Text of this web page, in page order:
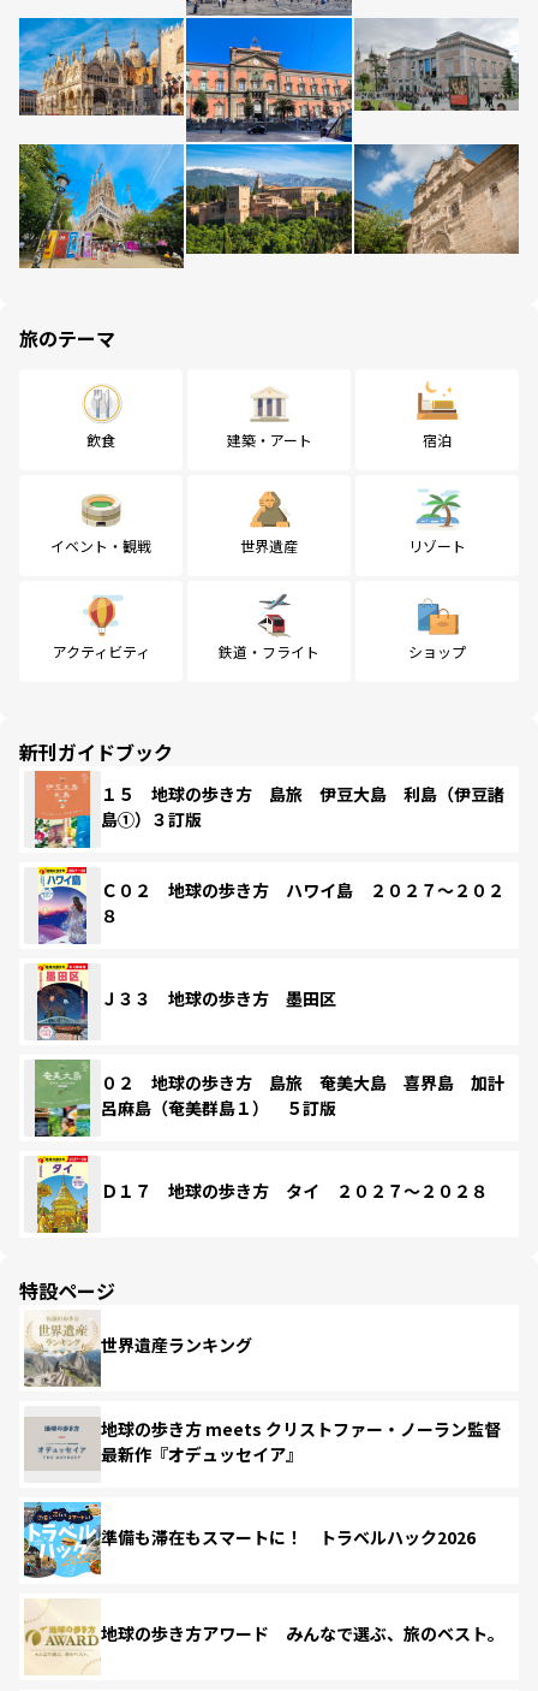
旅のテーマ
飲食 建築・アート 宿泊
イベント・観戦 世界遺産 リゾート
アクティビティ 鉄道・フライト ショップ
新刊ガイドブック
１５ 地球の歩き方 島旅 伊豆大島 利島（伊豆諸
島①）３訂版
Ｃ０２ 地球の歩き方 ハワイ島 ２０２７～２０２
８
Ｊ３３ 地球の歩き方 墨田区
０２ 地球の歩き方 島旅 奄美大島 喜界島 加計
呂麻島（奄美群島１） ５訂版
Ｄ１７ 地球の歩き方 タイ ２０２７～２０２８
特設ページ
世界遺産ランキング
地球の歩き方 meets クリストファー・ノーラン監督
最新作『オデュッセイア』
準備も滞在もスマートに！ トラベルハック2026
地球の歩き方アワード みんなで選ぶ、旅のベスト。